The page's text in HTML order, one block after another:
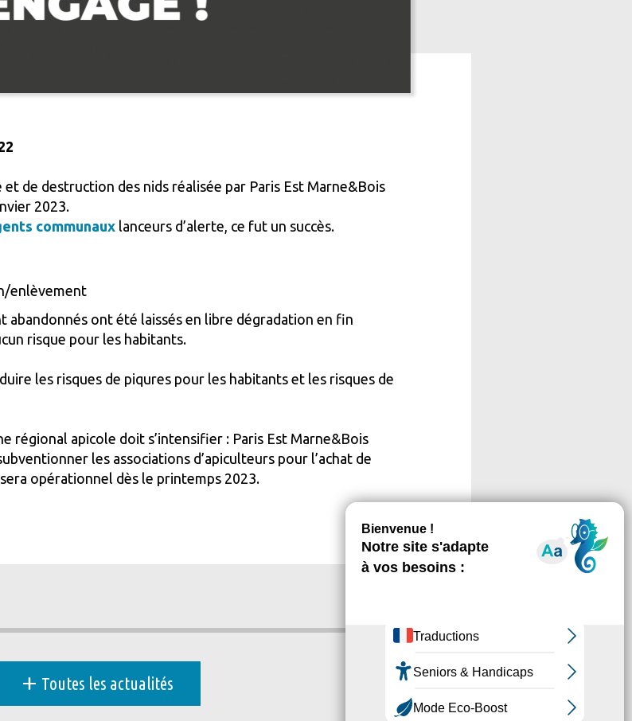
et de destruction des nids réalisée par Paris Est Marne&Bois
2023.
communaux lanceurs d’alerte, ce fut un succès.
enlèvement
abandonnés ont été laissés en libre dégradation en fin
risque pour les habitants.
les risques de piqures pour les habitants et les risques de
régional apicole doit s’intensifier : Paris Est Marne&Bois
les associations d’apiculteurs pour l’achat de
opérationnel dès le printemps 2023.
+ Toutes les actualités